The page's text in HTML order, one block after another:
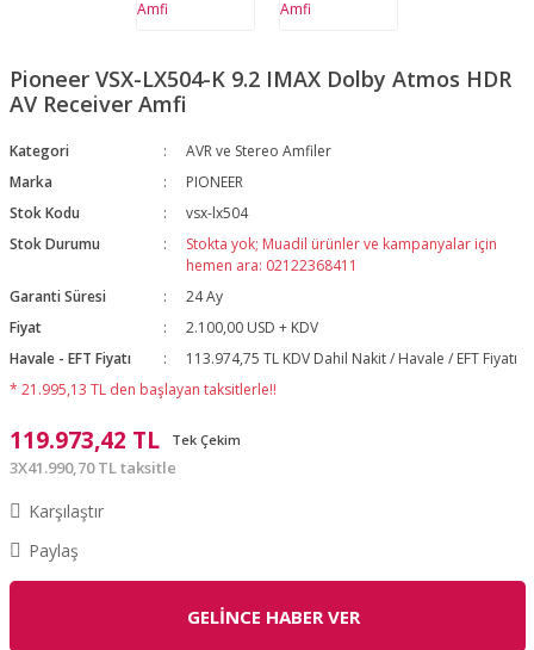
Pioneer VSX-LX504-K 9.2 IMAX Dolby Atmos HDR
AV Receiver Amfi
Kategori
AVR ve Stereo Amfiler
Marka
PIONEER
Stok Kodu
vsx-lx504
Stok Durumu
Stokta yok; Muadil ürünler ve kampanyalar için
hemen ara: 02122368411
Garanti Süresi
24 Ay
Fiyat
2.100,00 USD + KDV
Havale - EFT Fiyatı
113.974,75 TL KDV Dahil Nakit / Havale / EFT Fiyatı
* 21.995,13 TL den başlayan taksitlerle!!
119.973,42 TL Tek Çekim
3X41.990,70 TL taksitle
Karşılaştır
Paylaş
GELİNCE HABER VER